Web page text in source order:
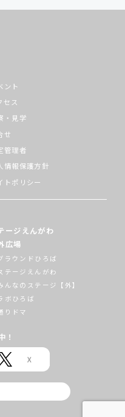
ント
セス
・見学
せ
管理者
情報保護方針
トポリシー
ージえんがわ
広場
ラウンドひろば
テージえんがわ
んなのステージ【外】
ボひろば
りドマ
！